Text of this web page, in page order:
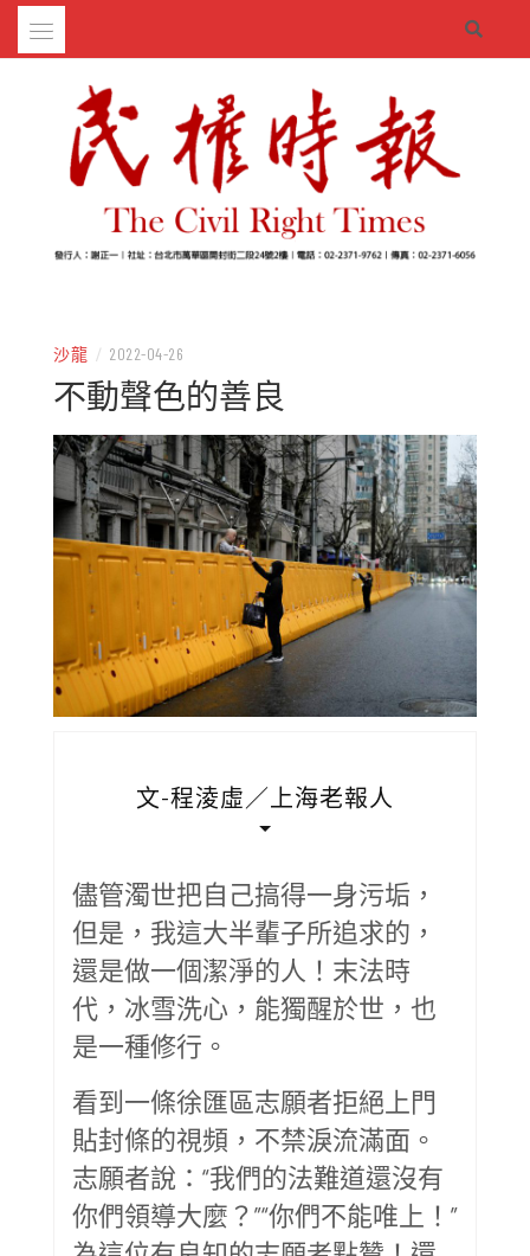
Skip
沙龍 / 2022-04-26
不動聲色的善良
文-程淩虛／上海老報人
儘管濁世把自己搞得一身污垢，
但是，我這大半輩子所追求的，
還是做一個潔淨的人！末法時
代，冰雪洗心，能獨醒於世，也
是一種修行。
看到一條徐匯區志願者拒絕上門
貼封條的視頻，不禁淚流滿面。
志願者說：“我們的法難道還沒有
你們領導大麼？”“你們不能唯上！”